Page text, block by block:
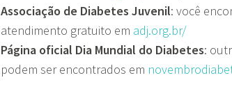
Associação de Diabetes Juvenil: você
atendimento gratuito em adj.org.br/
Página oficial Dia Mundial do Diabetes:
podem ser encontrados em